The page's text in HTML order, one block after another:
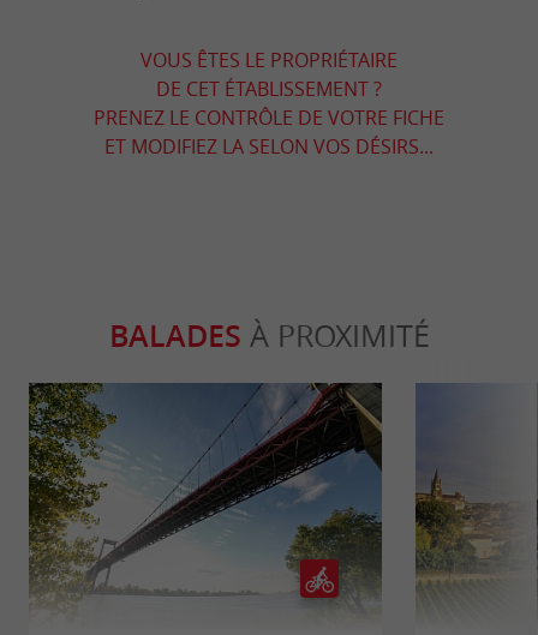
VOUS ÊTES LE PROPRIÉTAIRE
DE CET ÉTABLISSEMENT ?
PRENEZ LE CONTRÔLE DE VOTRE FICHE
ET MODIFIEZ LA SELON VOS DÉSIRS...
BALADES À PROXIMITÉ